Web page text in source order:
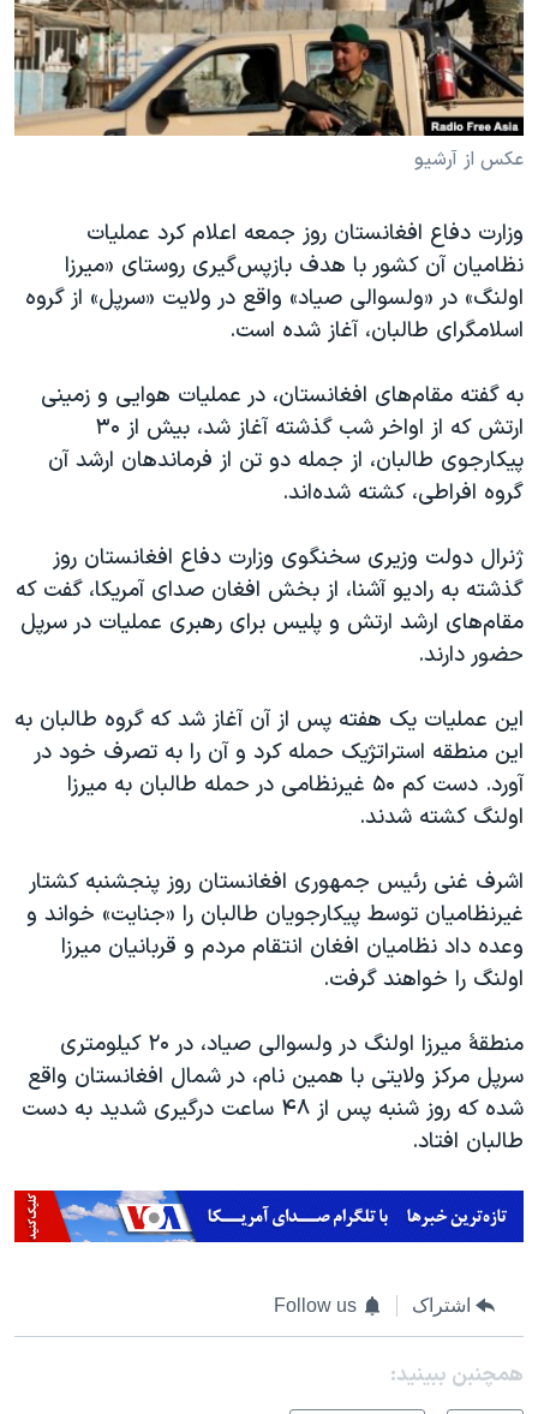
فرهنگ و زندگی
حقوق شهروندی
اقتصادی
علم و فناوری
گالری عکس
آرشیو پخش زنده
مستندها
انتخابات ریاست جمهوری آمریکا ۲۰۲۴
حمله جمهوری اسلامی به اسرائیل
رمز مهسا
اعتراضات زن، زندگی، آزادی
مجموعه مستندهای دادخواهی
تریبونال مردمی آبان ۹۸
چهل سال گروگان‌گیری
قانون شفافیت دارائی کادر رهبری ایران
اعتراضات مردمی آبان ۹۸
نرگس محمدی برنده جایزه نوبل صلح
همایش محافظه‌کاران آمریکا «سی‌پک»
صفحه‌های ویژه
سفر پرزیدنت ترامپ به چین
دنبال کنید
عکس از آرشیو
وزارت دفاع افغانستان روز جمعه اعلام کرد عملیات
نظامیان آن کشور با هدف بازپس‌گیری روستای «میرزا
اولنگ» در «ولسوالی صیاد» واقع در ولایت «سرپل» از گروه
اسلامگرای طالبان، آغاز شده است.
به گفته مقام‌های افغانستان، در عملیات هوایی و زمینی
ارتش که از اواخر شب گذشته آغاز شد، بیش از ۳۰
پیکارجوی طالبان، از جمله دو تن از فرماندهان ارشد آن
گروه افراطی، کشته شده‌اند.
ژنرال دولت وزیری سخنگوی وزارت دفاع افغانستان روز
گذشته به رادیو آشنا، از بخش افغان صدای آمریکا، گفت که
مقام‌های ارشد ارتش و پلیس برای رهبری عملیات در سرپل
حضور دارند.
این عملیات یک هفته پس از آن آغاز شد که گروه طالبان به
این منطقه استراتژیک حمله کرد و آن را به تصرف خود در
آورد. دست کم ۵۰ غیرنظامی در حمله طالبان به میرزا
اولنگ کشته شدند.
اشرف غنی رئیس جمهوری افغانستان روز پنجشنبه کشتار
غیرنظامیان توسط پیکارجویان طالبان را «جنایت» خواند و
وعده داد نظامیان افغان انتقام مردم و قربانیان میرزا
اولنگ را خواهند گرفت.
منطقۀ میرزا اولنگ در ولسوالی صیاد، در ۲۰ کیلومتری
سرپل مرکز ولایتی با همین نام، در شمال افغانستان واقع
شده که روز شنبه پس از ۴۸ ساعت درگیری شدید به دست
طالبان افتاد.
اشتراک Follow us
همچنبن ببینید: